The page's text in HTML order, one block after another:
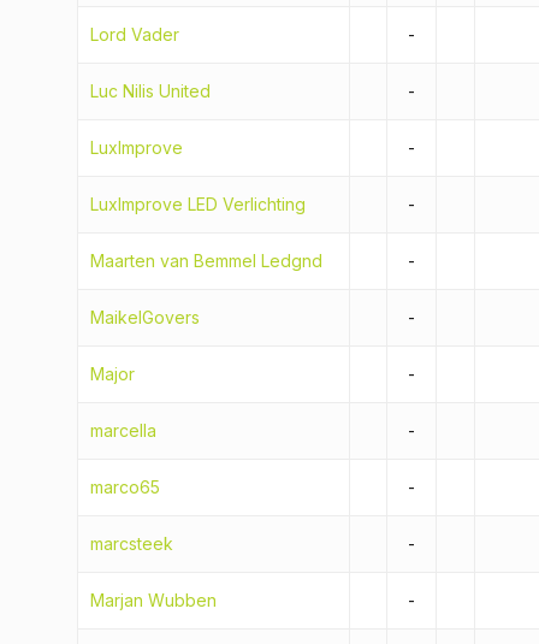
Lord Vader -
Luc Nilis United -
LuxImprove -
LuxImprove LED Verlichting -
Maarten van Bemmel Ledgnd -
MaikelGovers -
Major -
marcella -
marco65 -
marcsteek -
Marjan Wubben -